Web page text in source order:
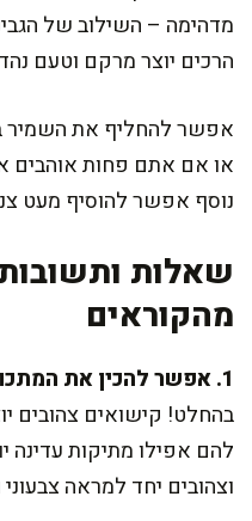
מדהימה – השילוב של
הרכים יוצר מרקם וטעם
אפשר להחליף את השמיר
או אם אתם פחות אוהבים
נוסף אפשר להוסיף מעט
שאלות
מהקוראים
1. אפשר להכין את המתכון עם קישואים צהובים?
בהחלט! קישואים צהובים
להם אפילו מתיקות עדינה
וצהובים יחד למראה צבעוני